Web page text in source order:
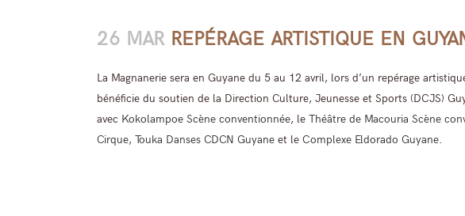
26 MAR REPÉRAGE ARTISTIQUE EN
La Magnanerie sera en Guyane du 5 au 12 avril, lors d’un repérage
bénéficie du soutien de la Direction Culture, Jeunesse et Sports (DCJS)
avec Kokolampoe Scène conventionnée, le Théâtre de Macouria Scène
Cirque, Touka Danses CDCN Guyane et le Complexe Eldorado Guyane.